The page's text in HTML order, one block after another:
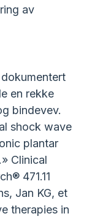
av
en rekke
bindevev.
shock wave
plantar
Clinical
471.11
Jan KG, et
therapies in